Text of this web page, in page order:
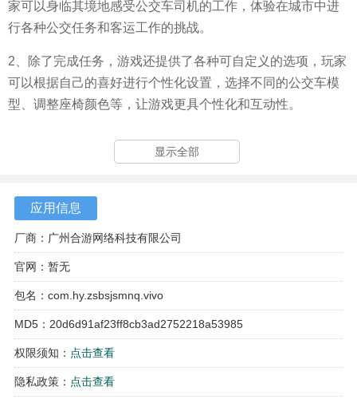
家可以身临其境地感受公交车司机的工作，体验在城市中进
行各种公交任务和客运工作的挑战。
2、除了完成任务，游戏还提供了各种可自定义的选项，玩家
可以根据自己的喜好进行个性化设置，选择不同的公交车模
型、调整座椅颜色等，让游戏更具个性化和互动性。
3、玩家不仅需要驾驶公交车顺利到达目的地，需要遵守交通
规则，注意道路标志和信号灯，确保行驶安全。
显示全部
应用信息
厂商：广州合游网络科技有限公司
官网：暂无
包名：com.hy.zsbsjsmnq.vivo
MD5：20d6d91af23ff8cb3ad2752218a53985
权限须知： 点击查看
隐私政策： 点击查看